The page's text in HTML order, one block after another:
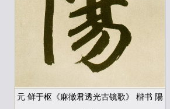
元 鲜于枢《麻徵君透光古镜歌》 楷书 陽